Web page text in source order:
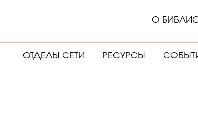
О
ОТДЕЛЫ СЕТИ РЕСУРСЫ